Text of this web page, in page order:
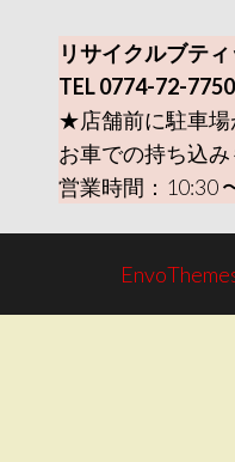
リサイクルブテ
TEL 0774-72-7750
★店舗前に駐車場
お車での持ち込み
営業時間：10:30